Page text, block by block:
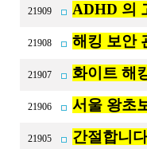
21909 ADHD 의
21908 해킹 보안
21907 화이트 해
21906 서울 왕초
21905 간절합니